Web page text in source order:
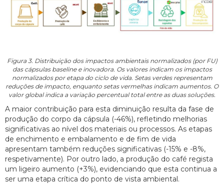
Figura 3. Distribuição dos impactos ambientais normalizados (por FU)
das cápsulas baseline e inovadora. Os valores indicam os impactos
normalizados por etapa do ciclo de vida. Setas verdes representam
reduções de impacto, enquanto setas vermelhas indicam aumentos. O
valor global indica a variação percentual total entre as duas soluções.
A maior contribuição para esta diminuição resulta da fase de
produção do corpo da cápsula (-46%), refletindo melhorias
significativas ao nível dos materiais ou processos. As etapas
de enchimento e embalamento e de fim de vida
apresentam também reduções significativas (-15% e -8%,
respetivamente). Por outro lado, a produção do café regista
um ligeiro aumento (+3%), evidenciando que esta continua a
ser uma etapa crítica do ponto de vista ambiental.